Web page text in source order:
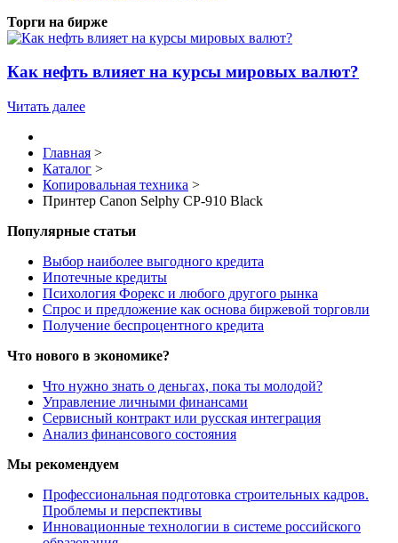
Торги на бирже
Как нефть влияет на курсы мировых валют?
Читать далее
Главная >
Каталог >
Копировальная техника >
Принтер Canon Selphy CP-910 Black
Популярные статьи
Выбор наиболее выгодного кредита
Ипотечные кредиты
Психология Форекс и любого другого рынка
Спрос и предложение как основа биржевой торговли
Получение беспроцентного кредита
Что нового в экономике?
Что нужно знать о деньгах, пока ты молодой?
Управление личными финансами
Сервисный контракт или русская интеграция
Анализ финансового состояния
Мы рекомендуем
Профессиональная подготовка строительных кадров.
Проблемы и перспективы
Инновационные технологии в системе российского